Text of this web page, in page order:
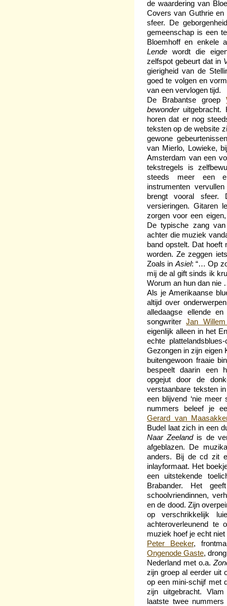
de waardering van
Covers van Guthrie en
sfeer. De
gemeenschap is een
Bloemhoff en enkele
Lende wordt die
zelfspot gebeurt dat in
gierigheid van de
goed te volgen en
van een vervlogen tijd.
De Brabantse groep
bewonderuitgebracht.
horen dat er nog
teksten op de website
gewone
van Mierlo, Lowieke,
Amsterdam van een
tekstregels is
steeds meer een
instrumenten
brengt vooral sfeer.
versieringen. Gitaren
zorgen voor een
De typische zang
achter die muziek
band opstelt. Dat hoeft
worden. Ze zeggen
Zoals in Asiel: “… Op
mij de al gift sinds ik
Worum an hun dan nie
Als je Amerikaanse
altijd over
alledaagse ellende
songwriterJan
eigenlijk alleen in het
echte
Gezongen in zijn eigen
buitengewoon fraaie
bespeelt daarin een
opgejut door de
verstaanbare teksten
een blijvend ‘nie meer
nummers beleef je
Gerard van
Budel laat zich in een
Naar Zeelandis de
afgeblazen. De
anders. Bij de cd zit
inlayformaat. Het
een uitstekende
Brabander. Het
schoolvriendinnen,
en de dood. Zijn
op verschrikkelijk
achteroverleunend te
muziek hoef je echt
Peter Beeker,
Ongenode Gaste,
Nederland met o.a.
zijn groep al eerder uit
op een mini-schijf met
zijn uitgebracht.
laatste twee